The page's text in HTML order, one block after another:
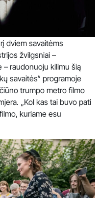
dviem savaitėms
žvilgsniai –
raudonuoju kilimu šią
savaitės“ programoje
trumpo metro filmo
„Kol kas tai buvo pati
kuriame esu